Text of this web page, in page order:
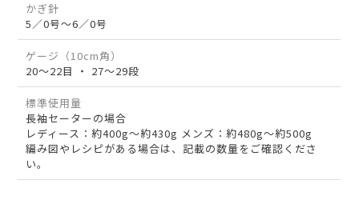
かぎ針
5／0号～6／0号
ゲージ（10cm角）
20～22目 ・ 27～29段
標準使用量
長袖セーターの場合
レディース：約400g～約430g メンズ：約480g～約500g
編み図やレシピがある場合は、記載の数量をご確認くださ
い。